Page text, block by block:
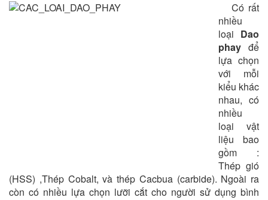
Có rất
nhiều
loại Dao
phay để
lựa chọn
với mỗi
kiểu khác
nhau, có
nhiều
loại vật
liệu bao
gồm :
Thép gió
(HSS) ,Thép Cobalt, và thép Cacbua (carbide). Ngoài ra
còn có nhiều lựa chọn lưỡi cắt cho người sử dụng bình